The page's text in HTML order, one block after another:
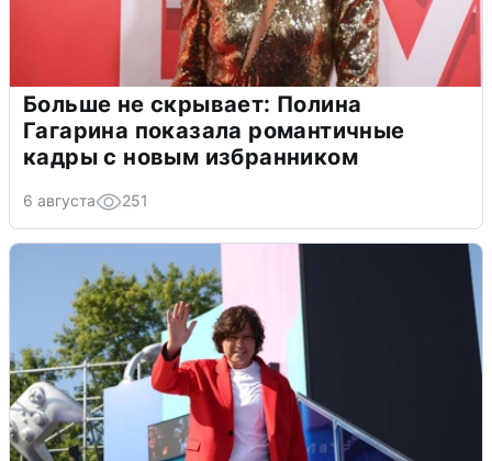
Больше не скрывает: Полина
Гагарина показала романтичные
кадры с новым избранником
6 августа 251